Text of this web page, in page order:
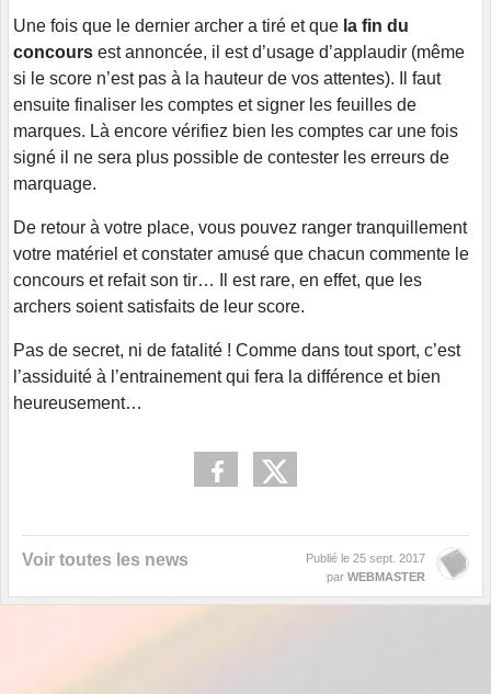
Une fois que le dernier archer a tiré et que la fin du
concours est annoncée, il est d’usage d’applaudir (même
si le score n’est pas à la hauteur de vos attentes). Il faut
ensuite finaliser les comptes et signer les feuilles de
marques. Là encore vérifiez bien les comptes car une fois
signé il ne sera plus possible de contester les erreurs de
marquage.
De retour à votre place, vous pouvez ranger tranquillement
votre matériel et constater amusé que chacun commente le
concours et refait son tir… Il est rare, en effet, que les
archers soient satisfaits de leur score.
Pas de secret, ni de fatalité ! Comme dans tout sport, c’est
l’assiduité à l’entrainement qui fera la différence et bien
heureusement…
Voir toutes les news Publié le 25 sept. 2017
par WEBMASTER